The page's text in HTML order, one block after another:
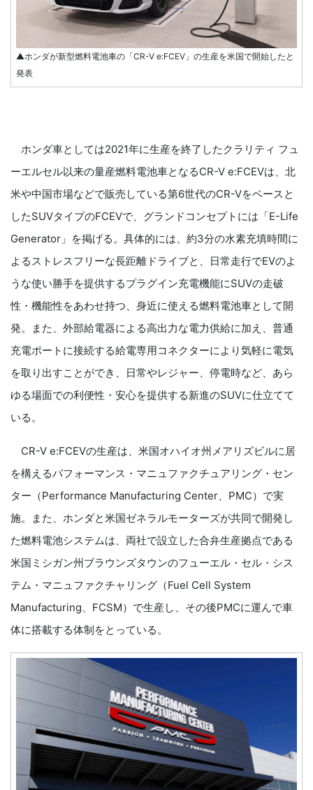
▲ホンダが新型燃料電池車の「CR-V e:FCEV」の生産を米国で開始したと
発表
ホンダ車としては2021年に生産を終了したクラリティ フュ
ーエルセル以来の量産燃料電池車となるCR-V e:FCEVは、北
米や中国市場などで販売している第6世代のCR-Vをベースと
したSUVタイプのFCEVで、グランドコンセプトには「E-Life
Generator」を掲げる。具体的には、約3分の水素充填時間に
よるストレスフリーな長距離ドライブと、日常走行でEVのよ
うな使い勝手を提供するプラグイン充電機能にSUVの走破
性・機能性をあわせ持つ、身近に使える燃料電池車として開
発。また、外部給電器による高出力な電力供給に加え、普通
充電ポートに接続する給電専用コネクターにより気軽に電気
を取り出すことができ、日常やレジャー、停電時など、あら
ゆる場面での利便性・安心を提供する新進のSUVに仕立てて
いる。
CR-V e:FCEVの生産は、米国オハイオ州メアリズビルに居
を構えるパフォーマンス・マニュファクチュアリング・セン
ター（Performance Manufacturing Center、PMC）で実
施。また、ホンダと米国ゼネラルモーターズが共同で開発し
た燃料電池システムは、両社で設立した合弁生産拠点である
米国ミシガン州ブラウンズタウンのフューエル・セル・シス
テム・マニュファクチャリング（Fuel Cell System
Manufacturing、FCSM）で生産し、その後PMCに運んで車
体に搭載する体制をとっている。